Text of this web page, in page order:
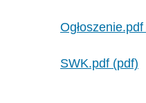
SWK.pdf (pdf)